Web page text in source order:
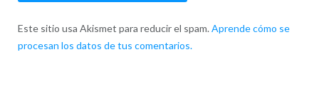
Este sitio usa Akismet para reducir el spam. Aprende cómo se
procesan los datos de tus comentarios.